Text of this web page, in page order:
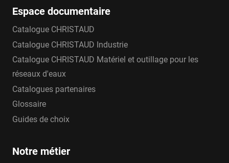
Espace documentaire
Catalogue CHRISTAUD
Catalogue CHRISTAUD Industrie
Catalogue CHRISTAUD Matériel et outillage pour les
réseaux d'eaux
Catalogues partenaires
Glossaire
Guides de choix
Notre métier